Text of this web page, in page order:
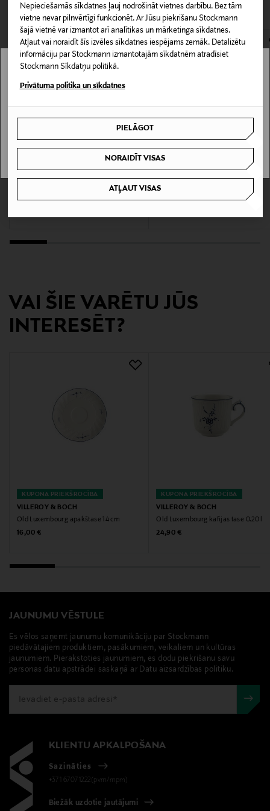
Nepieciešamās sīkdatnes ļauj nodrošināt vietnes darbību. Bez tām
vietne nevar pilnvērtīgi funkcionēt. Ar Jūsu piekrišanu Stockmann
šajā vietnē var izmantot arī analītikas un mārketinga sīkdatnes.
Atļaut vai noraidīt šīs izvēles sīkdatnes iespējams zemāk. Detalizētu
informāciju par Stockmann izmantotajām sīkdatnēm atradīsiet
Stockmann Sīkdatņu politikā.
Privātuma politika un sīkdatnes
PIELĀGOT
NORAIDĪT VISAS
ATĻAUT VISAS
104446230
Materiāls
PORCELĀNS
VALKOINEN/SININEN
Izmērs
ø 16 cm
Ražotājvalsts
VĀCIJA
Ražotāja adrese
Saaruferstraße, 66693 Mettlach, Germany
partner-support-tw.nordic@villeroy-boch.com
0,00 € – 4,90 €
KUPONA PRIEKŠROCĪBA KUPONA PRIEKŠROCĪBA
ASA
VAI ŠIE VARĒTU JŪS
INTERESĒT?
KUPONA PRIEKŠROCĪBA
VILLEROY & BOCH
Old Luxembourg apakštase 14 cm
Original Price
16,00 €
KUPONA PRIEKŠROCĪBA
VILLEROY & BOCH
Old Luxembourg kafijas tase 0.20 l
Original Price
24,90 €
JAUNUMU VĒSTULE
Es vēlos saņemt jaunumu komunikāciju par Stockmann
piedāvātajiem produktiem, pasākumiem, veikaliem un kultūras
jaunumiem. Pierakstoties jaunumiem, es dodu piekrišanu savu
personas datu apstrādei saskaņā ar Datu aizsardzības politiku.
KLIENTU APKALPOŠANA
Sazināties
+371 67071222(pvm/mpm)
Biežāk uzdotie jautājumi
Stockmann nav pieejams tavā valstī.
I UNDERSTAND